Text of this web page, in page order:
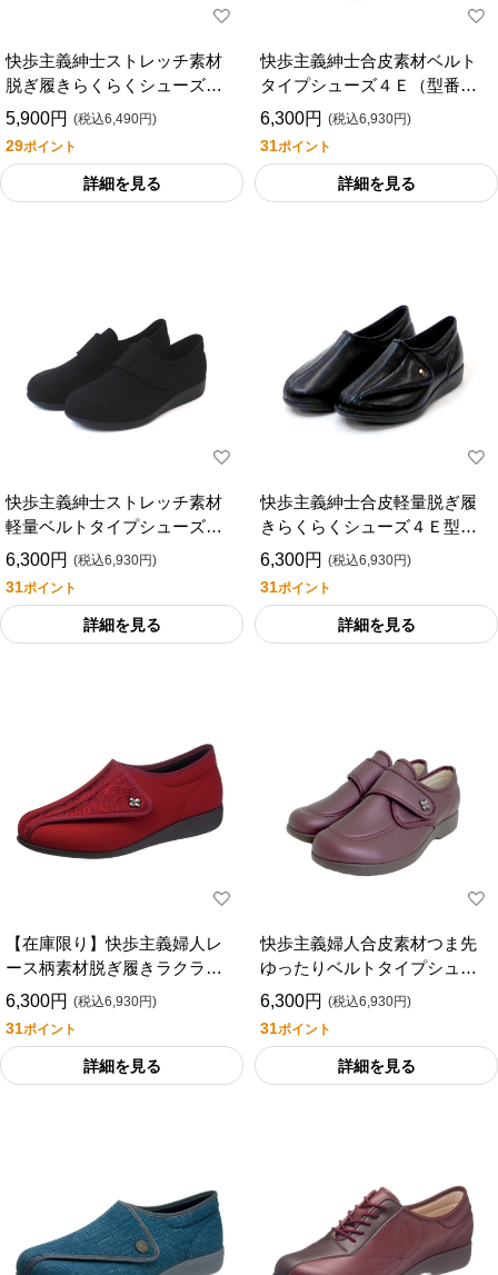
快歩主義紳士ストレッチ素材
脱ぎ履きらくらくシューズ４
Ｅ型番：Ｍ９００外出用
5,900円 (税込6,490円)
29ポイント
詳細を見る
快歩主義紳士合皮素材ベルト
タイプシューズ４Ｅ（型番：
Ｍ０２１）（外出用）
6,300円 (税込6,930円)
31ポイント
詳細を見る
快歩主義紳士ストレッチ素材
軽量ベルトタイプシューズ４
Ｅ（型番：Ｍ０２１）（外出
6,300円 (税込6,930円)
31ポイント
詳細を見る
快歩主義紳士合皮軽量脱ぎ履
きらくらくシューズ４Ｅ型
番：Ｍ９００外出用
6,300円 (税込6,930円)
31ポイント
詳細を見る
【在庫限り】快歩主義婦人レ
ース柄素材脱ぎ履きラクラク
シューズ３Ｅ型番：Ｌ０１１
6,300円 (税込6,930円)
31ポイント
詳細を見る
快歩主義婦人合皮素材つま先
ゆったりベルトタイプシュー
ズ３Ｅ型番：Ｌ１１８外出用
6,300円 (税込6,930円)
31ポイント
詳細を見る